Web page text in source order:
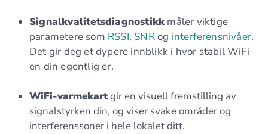
Signalkvalitetsdiagnostikk måler viktige
parametere som RSSI, SNRog interferensnivåer.
Det gir deg et dypere innblikk i hvor stabil WiFi-
en din egentlig er.
WiFi-varmekartgir en visuell fremstilling av
signalstyrken din, og viser svake områder og
interferenssoner i hele lokalet ditt.